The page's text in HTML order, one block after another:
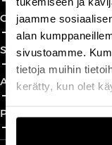
jaamme
alan
sivustoamme.
tietoja muihin
kerätty, kun olet
CxO Academy
add_2close
Solutions
add_2close
About
add_2 close
Partnership
add_2